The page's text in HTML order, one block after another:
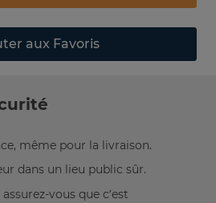
aux Favoris
même pour la livraison.
dans un lieu public sûr.
vous que c’est